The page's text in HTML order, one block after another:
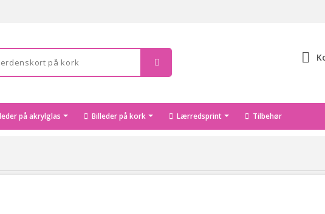
på akrylglas Billeder på kork Lærredsprint Tilbehør